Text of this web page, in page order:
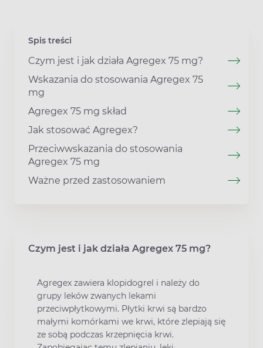
Spis treści
Czym jest i jak działa Agregex 75 mg?
Wskazania do stosowania Agregex 75
mg
Agregex 75 mg skład
Jak stosować Agregex?
Przeciwwskazania do stosowania
Agregex 75 mg
Ważne przed zastosowaniem
Czym jest i jak działa Agregex 75 mg?
Agregex zawiera klopidogrel i należy do
grupy leków zwanych lekami
przeciwpłytkowymi. Płytki krwi są bardzo
małymi komórkami we krwi, które zlepiają się
ze sobą podczas krzepnięcia krwi.